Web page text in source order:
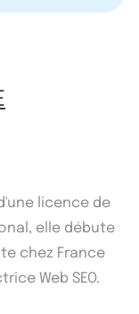
licence de
elle débute
chez France
Web SEO.